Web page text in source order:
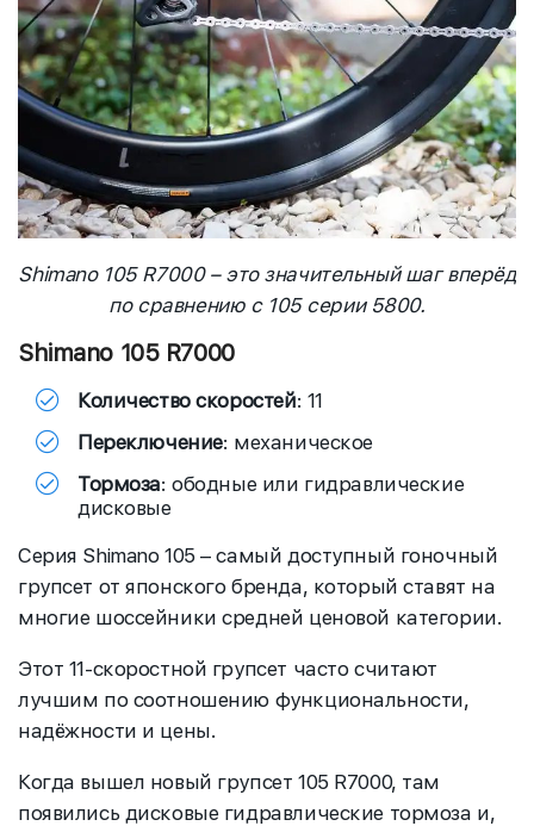
Shimano 105 R7000 – это значительный шаг вперёд
по сравнению с 105 серии 5800.
Shimano 105 R7000
Количество скоростей: 11
Переключение: механическое
Тормоза: ободные или гидравлические
дисковые
Серия Shimano 105 – самый доступный гоночный
групсет от японского бренда, который ставят на
многие шоссейники средней ценовой категории.
Этот 11-скоростной групсет часто считают
лучшим по соотношению функциональности,
надёжности и цены.
Когда вышел новый групсет 105 R7000, там
появились дисковые гидравлические тормоза и,